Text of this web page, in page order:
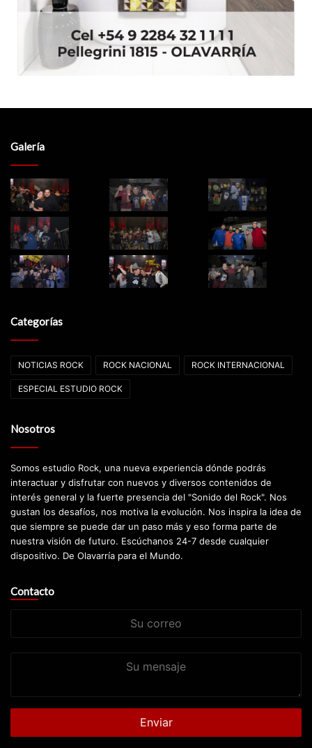
Galería
Categorías
NOTICIAS ROCK ROCK NACIONAL ROCK INTERNACIONAL
ESPECIAL ESTUDIO ROCK
Nosotros
Somos estudio Rock, una nueva experiencia dónde podrás
interactuar y disfrutar con nuevos y diversos contenidos de
interés general y la fuerte presencia del "Sonido del Rock". Nos
gustan los desafíos, nos motiva la evolución. Nos inspira la idea de
que siempre se puede dar un paso más y eso forma parte de
nuestra visión de futuro. Escúchanos 24-7 desde cualquier
dispositivo. De Olavarría para el Mundo.
Contacto